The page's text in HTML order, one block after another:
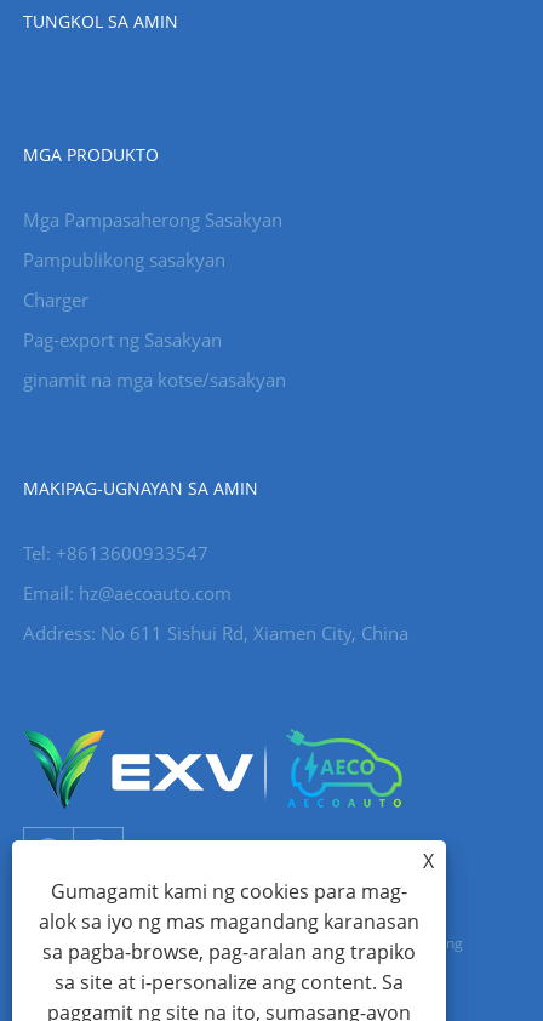
TUNGKOL SA AMIN
MGA PRODUKTO
Mga Pampasaherong Sasakyan
Pampublikong sasakyan
Charger
Pag-export ng Sasakyan
ginamit na mga kotse/sasakyan
MAKIPAG-UGNAYAN SA AMIN
Tel: +8613600933547
Email: hz@aecoauto.com
Address: No 611 Sishui Rd, Xiamen City, China
Copyright © 2024 Xiamen Aecoauto Technology Co., Ltd. Lahat ng
Karapatan ay Nakalaan.
X
Gumagamit kami ng cookies para mag-
alok sa iyo ng mas magandang karanasan
sa pagba-browse, pag-aralan ang trapiko
sa site at i-personalize ang content. Sa
paggamit ng site na ito, sumasang-ayon